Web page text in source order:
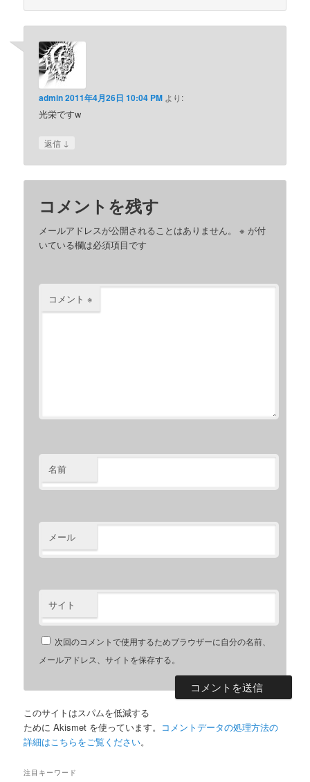
admin2011年4月26日 10:04 PM より:
光栄ですw
返信 ↓
コメントを残す
メールアドレスが公開されることはありません。 ※ が付
いている欄は必須項目です
コメント※
名前
メール
サイト
次回のコメントで使用するためブラウザーに自分の名前、
メールアドレス、サイトを保存する。
このサイトはスパムを低減する
ために Akismet を使っています。 コメントデータの処理方法の
詳細はこちらをご覧ください。
注目キーワード